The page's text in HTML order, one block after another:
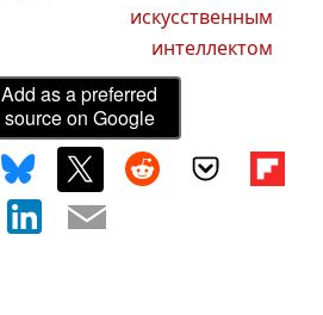
искусственным
интеллектом
Add as a preferred
source on Google